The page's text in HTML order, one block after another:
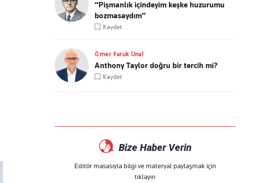
“Pişmanlık içindeyim keşke huzurumu
bozmasaydım”
Kaydet
Ömer Faruk Ünal
Anthony Taylor doğru bir tercih mi?
Kaydet
Bize Haber Verin
Editör masasıyla bilgi ve materyal paylaşmak için
tıklayın